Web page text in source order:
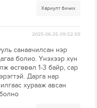
Хариулт бичих
2025-06-25 09:52:59
санаачилсан нэр
болио. Үнэхээр хүн
өсгөвөл 1-3 байр, сар
Дарга нар
хурааж авсан